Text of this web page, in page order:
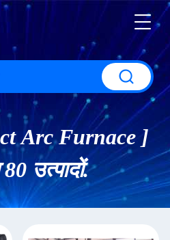
Arc Furnace ]
उत्पादों.